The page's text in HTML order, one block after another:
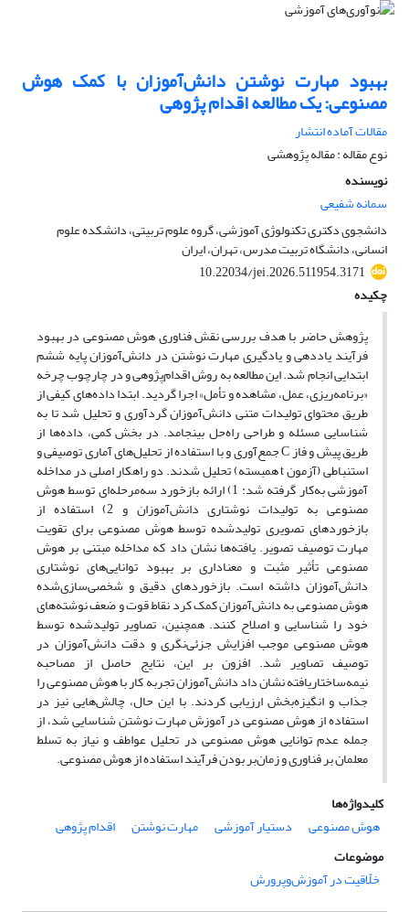
بهبود مهارت نوشتن دانش‌آموزان با کمک هوش
مصنوعی: یک مطالعه اقدام پژوهی
مقالات آماده انتشار
نوع مقاله : مقاله پژوهشی
نویسنده
سمانه شفیعی
دانشجوی دکتری تکنولوژی آموزشی، گروه علوم تربیتی، دانشکده علوم
انسانی، دانشگاه تربیت مدرس، تهران، ایران
10.22034/jei.2026.511954.3171
چکیده
پژوهش حاضر با هدف بررسی نقش فناوری هوش مصنوعی در بهبود
فرآیند یاددهی و یادگیری مهارت نوشتن در دانش‌آموزان پایه ششم
ابتدایی انجام شد. این مطالعه به روش اقدام‌پژوهی و در چارچوب چرخه
«برنامه‌ریزی، عمل، مشاهده و تأمل» اجرا گردید. ابتدا داده‌های کیفی از
طریق محتوای تولیدات متنی دانش‌آموزان گردآوری و تحلیل شد تا به
شناسایی مسئله و طراحی راه‌حل بینجامد. در بخش کمی، داده‌ها از
طریق پیش‌ و فاز C جمع‌آوری و با استفاده از تحلیل‌های آماری توصیفی و
استنباطی (آزمون t همبسته) تحلیل شدند. دو راهکار اصلی در مداخله
آموزشی به‌کار گرفته شد: 1) ارائه بازخورد سه‌مرحله‌ای توسط هوش
مصنوعی به تولیدات نوشتاری دانش‌آموزان و 2) استفاده از
بازخوردهای تصویری تولیدشده توسط هوش مصنوعی برای تقویت
مهارت توصیف تصویر. یافته‌ها نشان داد که مداخله مبتنی بر هوش
مصنوعی تأثیر مثبت و معناداری بر بهبود توانایی‌های نوشتاری
دانش‌آموزان داشته است. بازخوردهای دقیق و شخصی‌سازی‌شده
هوش مصنوعی به دانش‌آموزان کمک کرد نقاط قوت و ضعف نوشته‌های
خود را شناسایی و اصلاح کنند. همچنین، تصاویر تولیدشده توسط
هوش مصنوعی موجب افزایش جزئی‌نگری و دقت دانش‌آموزان در
توصیف تصاویر شد. افزون بر این، نتایج حاصل از مصاحبه
نیمه‌ساختاریافته نشان داد دانش‌آموزان تجربه کار با هوش مصنوعی را
جذاب و انگیزه‌بخش ارزیابی کردند. با این حال، چالش‌هایی نیز در
استفاده از هوش مصنوعی در آموزش مهارت نوشتن شناسایی شد، از
جمله عدم توانایی هوش مصنوعی در تحلیل عواطف و نیاز به تسلط
معلمان بر فناوری و زمان‌بر بودن فرآیند استفاده از هوش مصنوعی.
کلیدواژه‌ها
هوش مصنوعی
دستیار آموزشی مهارت نوشتن
اقدام پژوهی
موضوعات
خلّاقیت در آموزش‌وپرورش